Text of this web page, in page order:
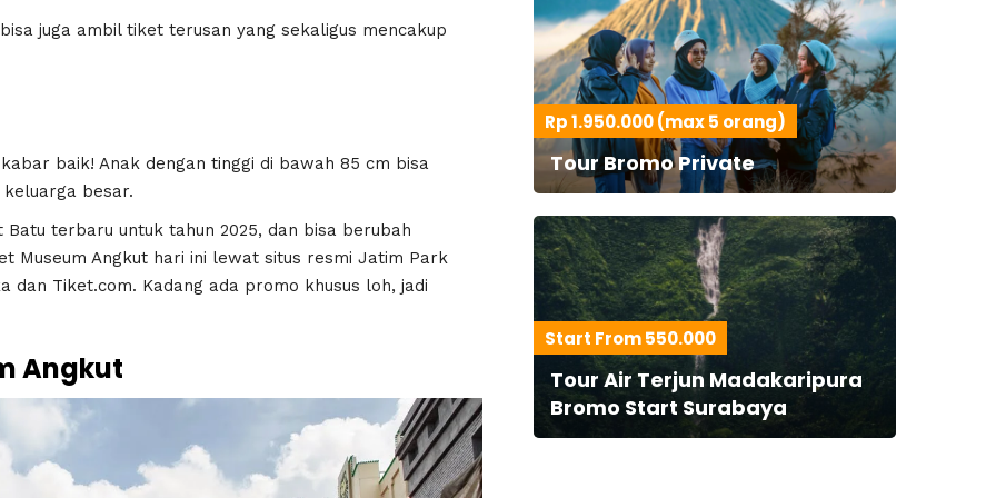
juga ambil tiket terusan yang sekaligus mencakup
baik! Anak dengan tinggi di bawah 85 cm bisa
besar.
terbaru untuk tahun 2025, dan bisa berubah
Museum Angkut hari ini lewat situs resmi Jatim Park
Tiket.com. Kadang ada promo khusus loh, jadi
Angkut
Rp 1.950.000 (max 5 orang)
Tour Bromo Private
Start From 550.000
Tour Air Terjun Madakaripura
Bromo Start Surabaya